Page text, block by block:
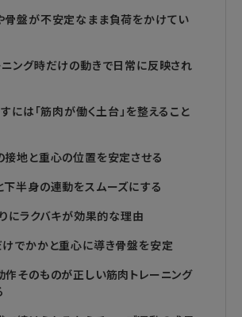
骨盤が不安定なまま負荷をかけてい
ニング時だけの動きで日常に反映され
には「筋肉が働く土台」を整えること
接地と重心の位置を安定させる
下半身の連動をスムーズにする
にラクバキが効果的な理由
けでかかと重心に導き骨盤を安定
作そのものが正しい筋肉トレーニング